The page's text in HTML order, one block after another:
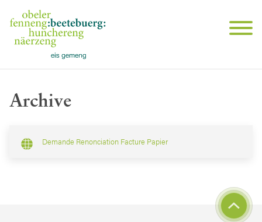
Archive
Demande Renonciation Facture Papier